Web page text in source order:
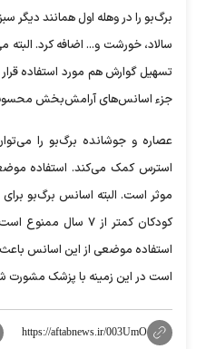
برگ‌بو را در وهله اول همانند دیگر
سالاد، خورشت و... اضافه کرد.
تسهیل گوارش هم مورد استفاده
جزء اسانس‌های آرامش‌بخش
عصاره و جوشانده برگ‌بو را
استرس کمک می‌کند. استفاده
موثر است. البته اسانس برگ‌بو
کودکان کمتر از ۷
استفاده موضعی از این اسانس
است در این زمینه با پزشک مشورت
https://aftabnews.ir/003UmO